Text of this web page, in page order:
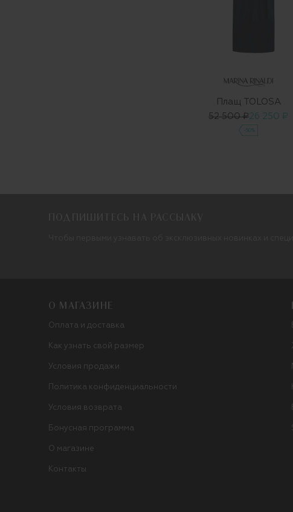
Плащ TOLOSA
52 500 ₽26 250 ₽
-50%
О МАГАЗИНЕ
Оплата и доставка
Как узнать свой размер
Условия продажи
Политика конфиденциальности
Условия возврата
Бонусная программа
О магазине
Контакты